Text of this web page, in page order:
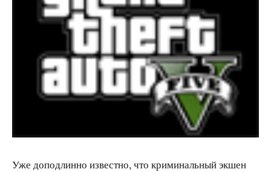
Уже доподлинно известно, что криминальный экшен